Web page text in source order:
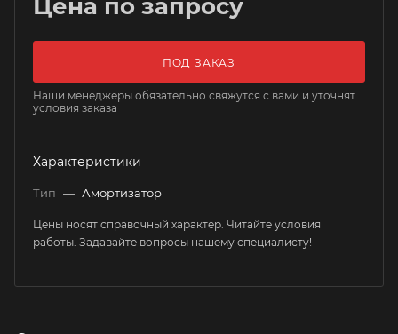
Цена по запросу
ПОД ЗАКАЗ
Наши менеджеры обязательно свяжутся с вами и уточнят
условия заказа
Характеристики
Тип — Амортизатор
Цены носят справочный характер. Читайте условия
работы. Задавайте вопросы нашему специалисту!